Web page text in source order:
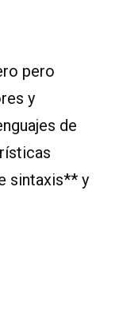
pero
y
de
sintaxis** y